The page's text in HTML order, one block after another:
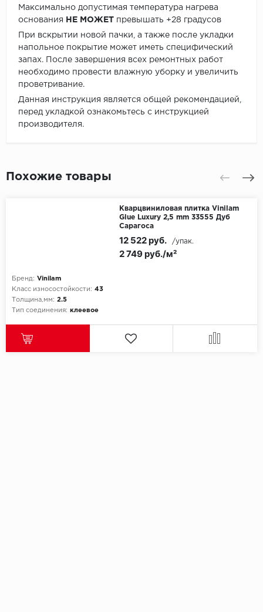
Максимально допустимая температура нагрева
основания
НЕ МОЖЕТ превышать +28 градусов
При вскрытии новой пачки, а также после укладки
напольное покрытие может иметь специфический
запах. После завершения всех ремонтных работ
необходимо провести влажную уборку и увеличить
проветривание.
Данная инструкция является общей рекомендацией,
перед укладкой ознакомьтесь с инструкцией
производителя.
Похожие товары
Кварцвиниловая плитка Vinilam
Glue Luxury 2,5 mm 33555 Дуб
Сарагоса
Бренд: Vinilam
Класс износостойкости: 43
Толщина,мм: 2.5
Тип соединения: клеевое
2 749 руб./м²
12 522 руб. /упак.